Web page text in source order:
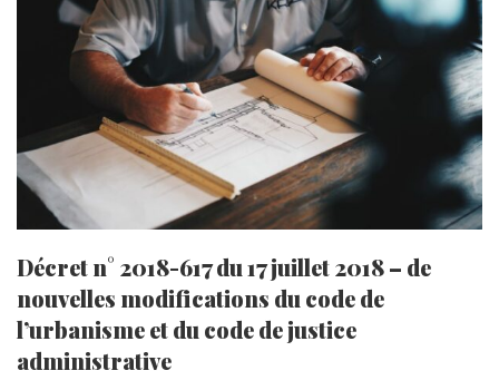
Décret n° 2018-617 du 17 juillet 2018 – de
nouvelles modifications du code de
l’urbanisme et du code de justice
administrative